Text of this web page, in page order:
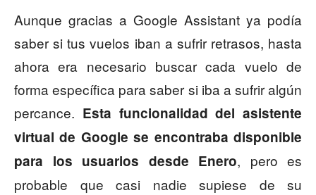
Aunque gracias a Google Assistant ya podía
saber si tus vuelos iban a sufrir retrasos, hasta
ahora era necesario buscar cada vuelo de
forma específica para saber si iba a sufrir algún
percance. Esta funcionalidad del asistente
virtual de Google se encontraba disponible
para los usuarios desde Enero, pero es
probable que casi nadie supiese de su